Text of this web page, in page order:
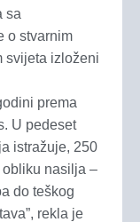
sa
o stvarnim
svijeta izloženi
prema
U pedeset
istražuje, 250
nasilja –
do teškog
rekla je